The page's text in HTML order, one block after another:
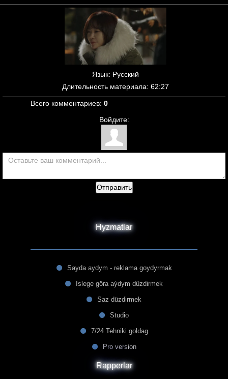
Язык: Русский
Длительность материала: 62:27
Всего комментариев: 0
Войдите:
Отправить
Hyzmatlar
Sayda aydym - reklama goydyrmak
Islege göra aýdym düzdirmek
Saz düzdirmek
Studio
7/24 Tehniki goldag
Pro version
Rapperlar